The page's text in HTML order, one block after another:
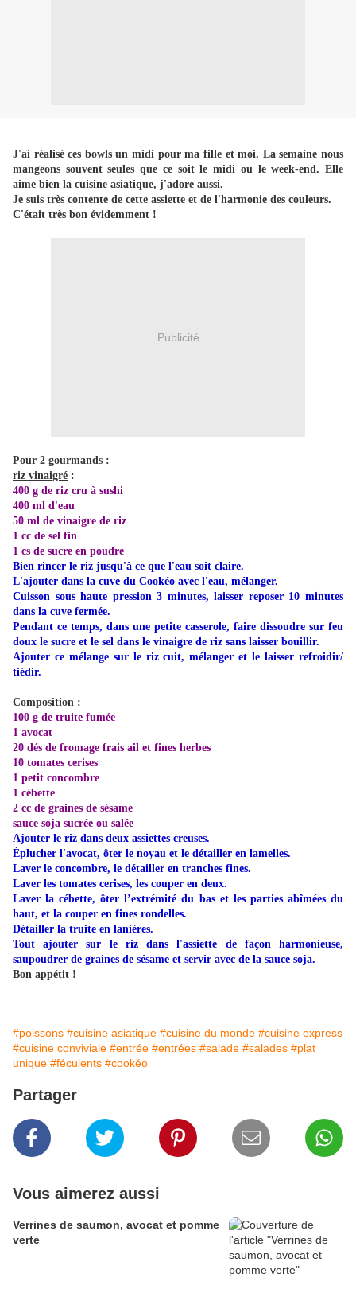
J'ai réalisé ces bowls un midi pour ma fille et moi. La semaine nous
mangeons souvent seules que ce soit le midi ou le week-end. Elle
aime bien la cuisine asiatique, j'adore aussi.
Je suis très contente de cette assiette et de l'harmonie des couleurs.
C'était très bon évidemment !
Publicité
Pour 2 gourmands :
riz vinaigré :
400 g de riz cru à sushi
400 ml d'eau
50 ml de vinaigre de riz
1 cc de sel fin
1 cs de sucre en poudre
Bien rincer le riz jusqu'à ce que l'eau soit claire.
L'ajouter dans la cuve du Cookéo avec l'eau, mélanger.
Cuisson sous haute pression 3 minutes, laisser reposer 10 minutes
dans la cuve fermée.
Pendant ce temps, dans une petite casserole, faire dissoudre sur feu
doux le sucre et le sel dans le vinaigre de riz sans laisser bouillir.
Ajouter ce mélange sur le riz cuit, mélanger et le laisser refroidir/
tiédir.
Composition :
100 g de truite fumée
1 avocat
20 dés de fromage frais ail et fines herbes
10 tomates cerises
1 petit concombre
1 cébette
2 cc de graines de sésame
sauce soja sucrée ou salée
Ajouter le riz dans deux assiettes creuses.
Éplucher l'avocat, ôter le noyau et le détailler en lamelles.
Laver le concombre, le détailler en tranches fines.
Laver les tomates cerises, les couper en deux.
Laver la cébette, ôter l’extrémité du bas et les parties abîmées du
haut, et la couper en fines rondelles.
Détailler la truite en lanières.
Tout ajouter sur le riz dans l'assiette de façon harmonieuse,
saupoudrer de graines de sésame et servir avec de la sauce soja.
Bon appétit !
#poissons #cuisine asiatique #cuisine du monde #cuisine express
#cuisine conviviale #entrée #entrées #salade #salades #plat
unique #féculents #cookéo
Partager
Vous aimerez aussi
Verrines de saumon, avocat et pomme
verte